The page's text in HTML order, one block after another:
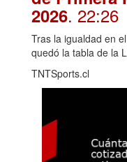
2026. 22:26
Tras la igualdad en
quedó la tabla de la
TNTSports.cl